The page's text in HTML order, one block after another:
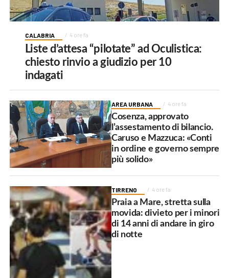
CALABRIA 4 ore fa
Liste d’attesa “pilotate” ad Oculistica:
chiesto rinvio a giudizio per 10
indagati
AREA URBANA 4 ore fa
Cosenza, approvato
l’assestamento di bilancio.
Caruso e Mazzuca: «Conti
in ordine e governo sempre
più solido»
TIRRENO 4 ore fa
Praia a Mare, stretta sulla
movida: divieto per i minori
di 14 anni di andare in giro
di notte